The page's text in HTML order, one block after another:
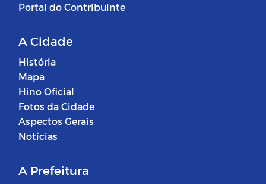
Portal do Contribuinte
A Cidade
História
Mapa
Hino Oficial
Fotos da Cidade
Aspectos Gerais
Notícias
A Prefeitura